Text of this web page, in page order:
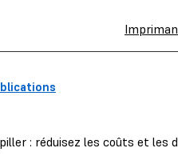
: réduisez les coûts et les